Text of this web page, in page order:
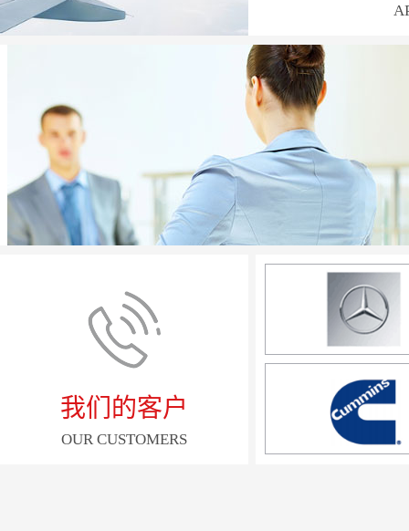
我们的客户
OUR CUSTOMERS